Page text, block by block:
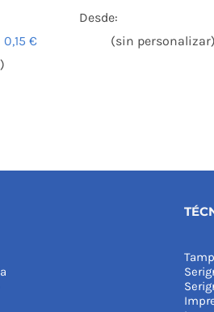
0,15 €
Desde:
(sin personalizar)